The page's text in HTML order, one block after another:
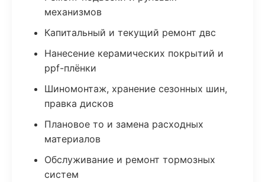
механизмов
Капитальный и текущий ремонт двс
Нанесение керамических покрытий и
ppf-плёнки
Шиномонтаж, хранение сезонных шин,
правка дисков
Плановое то и замена расходных
материалов
Обслуживание и ремонт тормозных
систем